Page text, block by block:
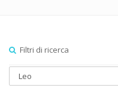
Filtri di ricerca